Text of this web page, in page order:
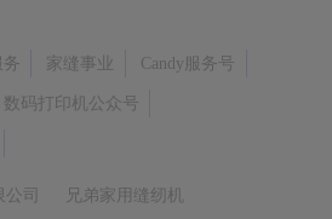
务 家缝事业 Candy服务号
数码打印机公众号
司 兄弟家用缝纫机